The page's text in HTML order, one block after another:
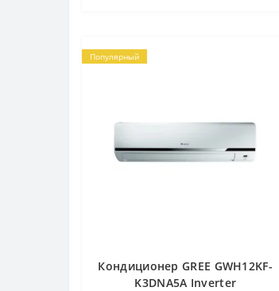
Популярный
Кондиционер GREE GWH12KF-
K3DNA5A Inverter